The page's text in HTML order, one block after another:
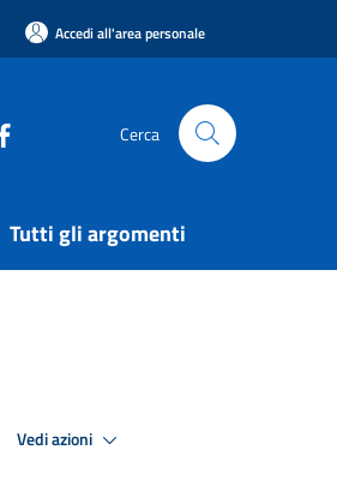
Accedi all'area personale
Cerca
Tutti gli argomenti
Vedi azioni